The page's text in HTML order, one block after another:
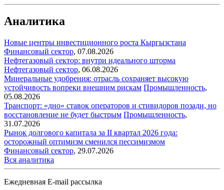
Аналитика
Новые центры инвестиционного роста Кыргызстана
Финансовый сектор, 07.08.2026
Нефтегазовый сектор: внутри идеального шторма
Нефтегазовый сектор, 06.08.2026
Минеральные удобрения: отрасль сохраняет высокую
устойчивость вопреки внешним рискам Промышленность,
05.08.2026
Транспорт: «дно» ставок операторов и стивидоров позади, но
восстановление не будет быстрым Промышленность,
31.07.2026
Рынок долгового капитала за II квартал 2026 года:
осторожный оптимизм сменился пессимизмом
Финансовый сектор, 29.07.2026
Вся аналитика
Ежедневная E-mail рассылка